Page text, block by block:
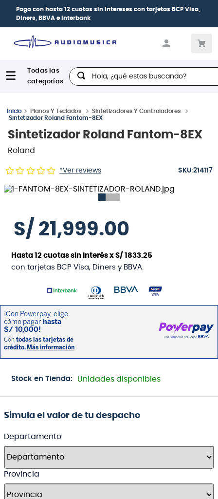
Paga con hasta 12 cuotas sin intereses con tarjetas BCP Visa,
Diners, BBVA e Interbank
Hola, ¿qué estas buscando?
Pianos Y Teclados
Sintetizadores Y Controladores
Sintetizador Roland Fantom-8EX
Sintetizador Roland Fantom-8EX
Roland
*Ver reviews :214117
S/ 21 ,999.00
Hasta12 cuotas sin interés xS/ 1833.25
con tarjetas BCP Visa, Diners y BBVA.
Stock en Tienda: Unidades disponibles
Simula el valor de tu despacho
Departamento
Departamento
Provincia
Provincia